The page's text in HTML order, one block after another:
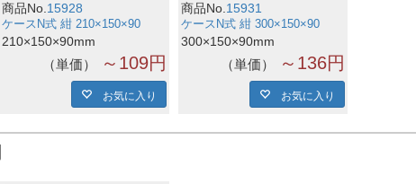
商品No.15928
ケースN式 紺 210×150×90
210×150×90mm
単価 ～109円
お気に入り
商品No.15931
ケースN式 紺 300×150×90
300×150×90mm
単価 ～136円
お気に入り